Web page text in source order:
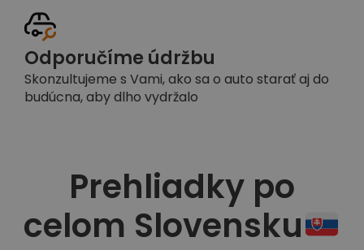
Odporučíme údržbu
Skonzultujeme s Vami, ako sa o auto starať aj do
budúcna, aby dlho vydržalo
Prehliadky po
celom Slovensku